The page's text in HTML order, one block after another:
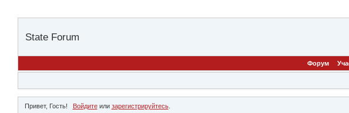
State Forum
Форум
Привет, Гость! Войдитеили зарегистрируйтесь.